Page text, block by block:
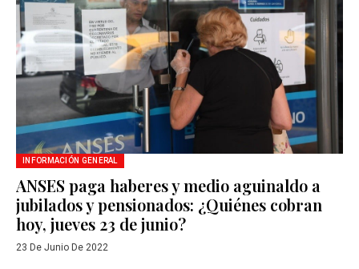
INFORMACIÓN GENERAL
ANSES paga haberes y medio aguinaldo a
jubilados y pensionados: ¿Quiénes cobran
hoy, jueves 23 de junio?
23 De Junio De 2022